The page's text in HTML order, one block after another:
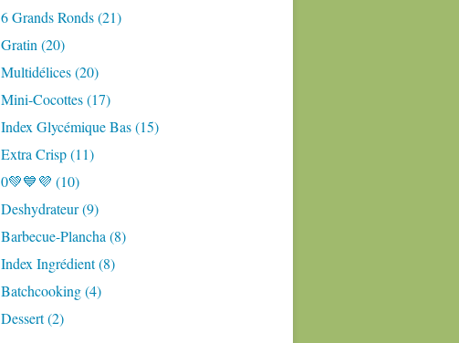
6 Grands Ronds (21)
Gratin (20)
Multidélices (20)
Mini-Cocottes (17)
Index Glycémique Bas (15)
Extra Crisp (11)
0💚💙💜 (10)
Deshydrateur (9)
Barbecue-Plancha (8)
Index Ingrédient (8)
Batchcooking (4)
Dessert (2)